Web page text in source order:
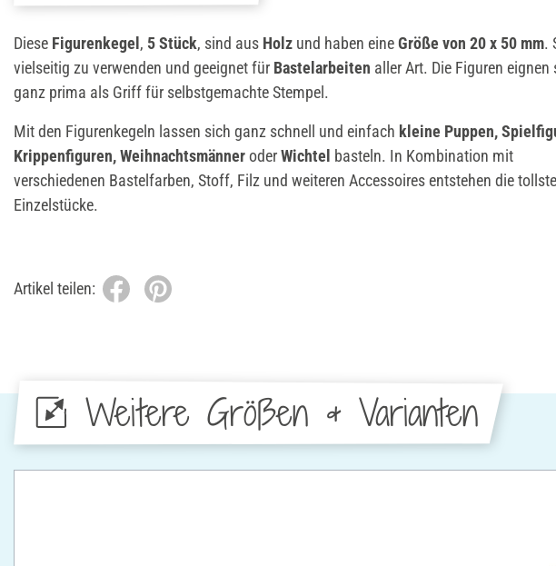
Diese Figurenkegel, 5 Stück, sind aus Holz und haben eineGröße von 20 x 50 mm.
vielseitig zu verwenden und geeignet für Bastelarbeiten aller Art. Die Figuren eignen
ganz prima als Griff für selbstgemachte Stempel.
Mit den Figurenkegeln lassen sich ganz schnell und einfach kleine Puppen,
Krippenfiguren, WeihnachtsmänneroderWichtel basteln. In Kombination mit
verschiedenen Bastelfarben, Stoff, Filz und weiteren Accessoires entstehen die
Einzelstücke.
Artikel teilen:
Weitere Größen & Varianten